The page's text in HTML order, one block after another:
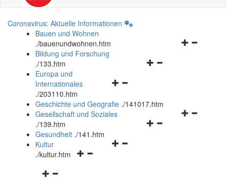
Coronavirus: Aktuelle Informationen
Bauen und Wohnen
./bauenundwohnen.htm
Navigationsmenü
Bildung und Forschung
./133.htm
Navigationsmenü
und
schließen
Europa und
Internationales
./203110.htm
Geschichte und Geografie ./141017.htm
Navigationsmenü
Gesellschaft und Soziales
./139.htm
Navigationsmenü
Gesundheit ./141.htm
Navigationsmenü
Kultur
./kultur.htm
Navigationsmenü